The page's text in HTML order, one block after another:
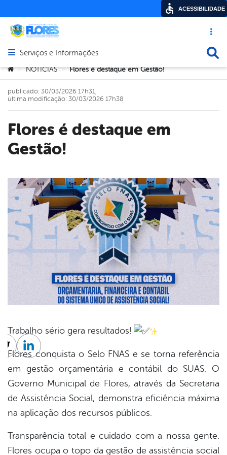
Acesso
Abrir menu principal de navegação
Serviços e Informações
Você está aqui:
> NOTICIAS > Flores é destaque em Gestão!
Flores é destaque em
Gestão!
publicado: 30/03/2026 17h31,
última modificação: 30/03/2026 17h38
Trabalho sério gera resultados!
Flores conquista o Selo FNAS e se torna referência
em gestão orçamentária e contábil do SUAS. O
Governo Municipal de Flores, através da Secretaria
de Assistência Social, demonstra eficiência máxima
na aplicação dos recursos públicos.
Transparência total e cuidado com a nossa gente.
Flores ocupa o topo da gestão de assistência social
Twitter
Linkedin
ACESSIBILIDADE